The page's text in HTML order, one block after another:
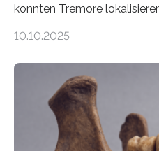
konnten Tremore
Vulkan? Was passiert in der
erzeugt durch Magma oder
Schlote einen Weg nach
Miriam Christina Reiss,
Johannes Gutenberg-
Team haben am Vulkan
10.10.2025